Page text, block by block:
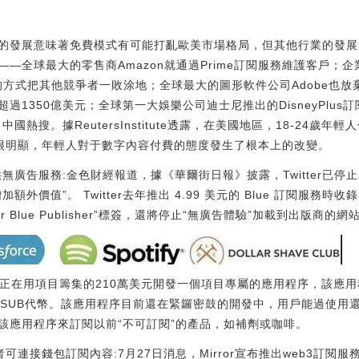
發展意味著免費模式有可能打亂歐美市場格局，但其他行業的發
全球最大的零售商Amazon就通過Prime訂閱服務維護客戶；企
式把其他競爭者一敗涂地；全球最大的圖形軟件公司Adobe也放
過1350億美元；全球第一大娛樂公司迪士尼推出的DisneyPlus
中國熱搜。據ReutersInstitute透露，在美國地區，18-24歲年輕
顯，年輕人對于數字內容付費的態度發生了根本上的改變。
廣告服務:金色財經報道，據《華爾街日報》披露，Twitter已停
額外價值”。 Twitter去年推出 4.99 美元的 Blue 訂閱服務時收
Blue Publisher”標簽，還將停止“無廣告體驗”加載到出版商的
在用項目籌集的210萬美元開發一個項目專屬的應用程序，該應
代幣。該應用程序目前還在緊鑼密鼓的開發中，用戶能過使用
用程序來訂閱以前“不可訂閱”的產品，如補劑或咖啡。
連接錢包訂閱內容:7月27日消息，Mirror宣布推出web3訂閱服